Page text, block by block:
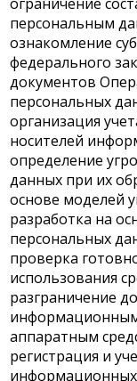
персональным
ознакомление
федерального
документов
персональных
организация
носителей
определение
данных при их
основе моделей
разработка на
персональных
проверка
использования
разграничение
аппаратным
регистрация и
информационных